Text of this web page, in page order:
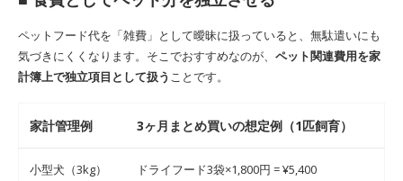
ペットフード代を「雑費」として曖昧に扱っていると、無駄遣いにも
気づきにくくなります。そこでおすすめなのが、 ペット関連費用を家
計簿上で独立項目として扱う ことです。
家計管理例 3ヶ月まとめ買いの想定例（1匹飼育）
小型犬（3kg） ドライフード3袋×1,800円 = ¥5,400